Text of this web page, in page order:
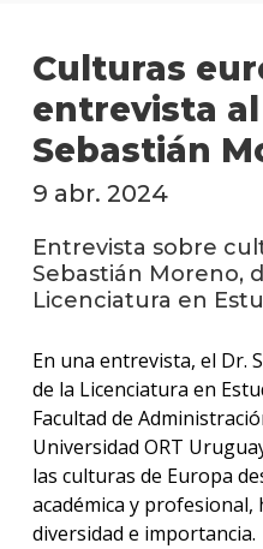
Culturas
entrevista
Sebastián
9 abr. 2024
Entrevista sobre
Sebastián Moreno,
Licenciatura en
En una entrevista, el Dr.
de la Licenciatura en
Facultad de
Universidad ORT
las culturas de Europa
académica y
diversidad e importancia.